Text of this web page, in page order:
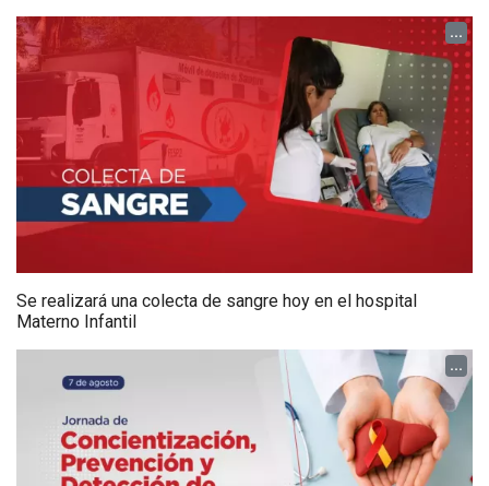
...
Se realizará una colecta de sangre hoy en el hospital
Materno Infantil
...